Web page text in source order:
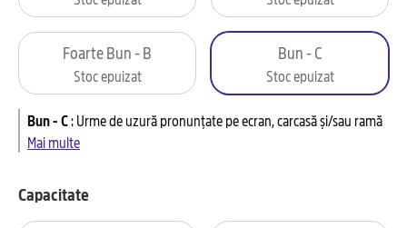
Foarte Bun - B
Stoc epuizat
Bun - C
Stoc epuizat
Bun - C:Urme de uzură pronunțate pe ecran, carcasă și/sau ramă
Mai multe
Capacitate